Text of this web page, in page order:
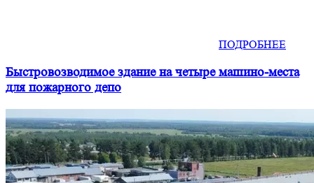
ПОДРОБНЕЕ
Быстровозводимое здание на четыре машино-места
для пожарного депо